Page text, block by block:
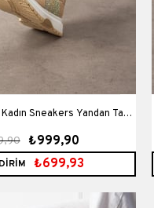
Sneakers Yandan Taşlı
Spor Ayakkabı Bej
₺999,90
₺699,93